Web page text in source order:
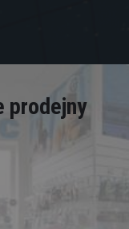
prodejny